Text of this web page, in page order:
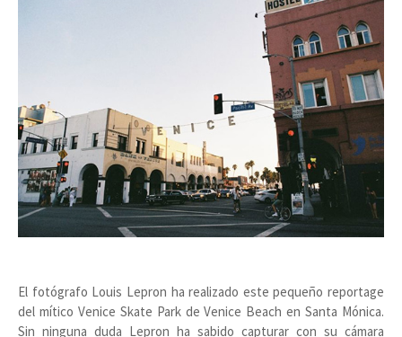
El fotógrafo Louis Lepron ha realizado este pequeño reportage
del mítico Venice Skate Park de Venice Beach en Santa Mónica.
Sin ninguna duda Lepron ha sabido capturar con su cámara